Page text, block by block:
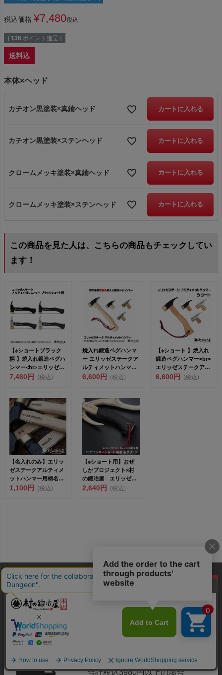
税込価格 ¥7,480税込
[ 136 ポイント進呈 ]
送料込
本体×ヘッド
カチオン黒塗装×真鍮ヘッド カートに入れる
カチオン黒塗装×ステンヘッド カートに入れる
クロームメッキ塗装×真鍮ヘッド カートに入れる
クロームメッキ塗装×ステンヘッド カートに入れる
この商品を見た人は、こちらの商品もチェックしてい
ます！
【※ショートブラック
柄 】焼入れ鍛造ペグハ
ンマー<br>エリッゼス
テーク...
7,480円 (税込)
焼入れ鍛造ペグハンマ
ー エリッゼステークア
ルティメットハンマー
究極の名にふさわし
6,600円 (税込)
【※ショート 】焼入れ
鍛造ペグハンマー<br>
エリッゼステークアル
ティメ...
6,600円 (税込)
【名入れのみ】エリッ
ゼステークアルティメ
ットハンマー用柄名入
れ ハンマーの柄に名
1,100円 (税込)
【※ショート用】おぜ
しかプロジェクト×村
の鍛冶屋 エリッゼス
テークアルティメット
2,640円 (税込)
ポイントプレゼント
全国送料880円（沖縄・離島除く）注文
合計税込3980円以上の場合